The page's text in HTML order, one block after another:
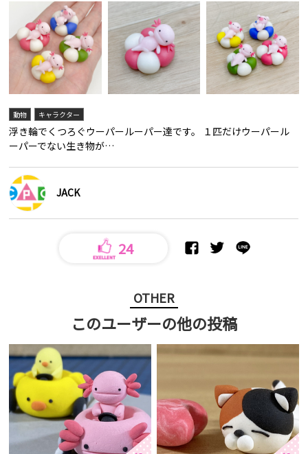
動物 キャラクター
浮き輪でくつろぐウーパールーパー達です。 １匹だけウーパール
ーパーでない生き物が…
JACK
24
OTHER
このユーザーの他の投稿